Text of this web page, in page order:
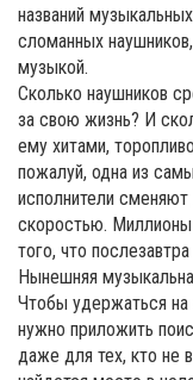
названий
сломанных
музыкой.
Сколько наушников
за свою жизнь? И
ему хитами,
пожалуй, одна из
исполнители
скоростью. Миллионы
того, что
Нынешняя
Чтобы удержаться
нужно приложить
даже для тех, кто не